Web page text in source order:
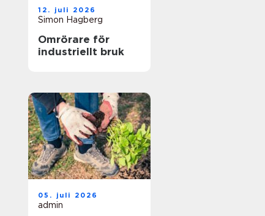
12. juli 2026
Simon Hagberg
Omrörare för
industriellt bruk
05. juli 2026
admin